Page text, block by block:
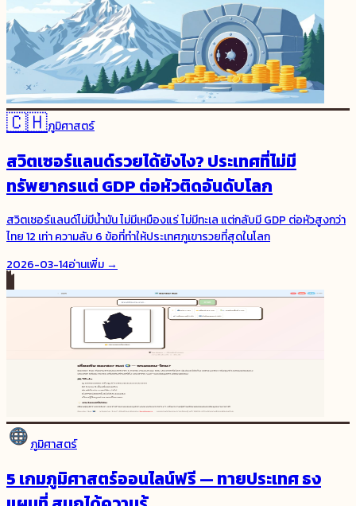
🇨🇭ภูมิศาสตร์
สวิตเซอร์แลนด์รวยได้ยังไง? ประเทศที่ไม่มี
ทรัพยากรแต่ GDP ต่อหัวติดอันดับโลก
สวิตเซอร์แลนด์ไม่มีน้ำมัน ไม่มีเหมืองแร่ ไม่มีทะเล แต่กลับมี GDP ต่อหัวสูงกว่า
ไทย 12 เท่า ความลับ 6 ข้อที่ทำให้ประเทศภูเขารวยที่สุดในโลก
2026-03-14อ่านเพิ่ม →
ภูมิศาสตร์
5 เกมภูมิศาสตร์ออนไลน์ฟรี — ทายประเทศ ธง